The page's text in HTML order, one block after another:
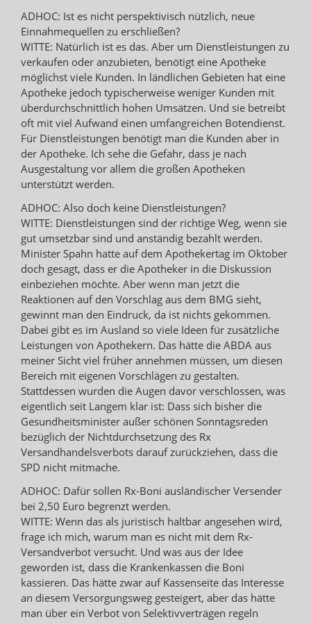
ADHOC: Ist es nicht perspektivisch nützlich, neue
Einnahmequellen zu erschließen?
WITTE: Natürlich ist es das. Aber um Dienstleistungen zu
verkaufen oder anzubieten, benötigt eine Apotheke
möglichst viele Kunden. In ländlichen Gebieten hat eine
Apotheke jedoch typischerweise weniger Kunden mit
überdurchschnittlich hohen Umsätzen. Und sie betreibt
oft mit viel Aufwand einen umfangreichen Botendienst.
Für Dienstleistungen benötigt man die Kunden aber in
der Apotheke. Ich sehe die Gefahr, dass je nach
Ausgestaltung vor allem die großen Apotheken
unterstützt werden.
ADHOC: Also doch keine Dienstleistungen?
WITTE: Dienstleistungen sind der richtige Weg, wenn sie
gut umsetzbar sind und anständig bezahlt werden.
Minister Spahn hatte auf dem Apothekertag im Oktober
doch gesagt, dass er die Apotheker in die Diskussion
einbeziehen möchte. Aber wenn man jetzt die
Reaktionen auf den Vorschlag aus dem BMG sieht,
gewinnt man den Eindruck, da ist nichts gekommen.
Dabei gibt es im Ausland so viele Ideen für zusätzliche
Leistungen von Apothekern. Das hätte die ABDA aus
meiner Sicht viel früher annehmen müssen, um diesen
Bereich mit eigenen Vorschlägen zu gestalten.
Stattdessen wurden die Augen davor verschlossen, was
eigentlich seit Langem klar ist: Dass sich bisher die
Gesundheitsminister außer schönen Sonntagsreden
bezüglich der Nichtdurchsetzung des Rx
Versandhandelsverbots darauf zurückziehen, dass die
SPD nicht mitmache.
ADHOC: Dafür sollen Rx-Boni ausländischer Versender
bei 2,50 Euro begrenzt werden.
WITTE: Wenn das als juristisch haltbar angesehen wird,
frage ich mich, warum man es nicht mit dem Rx-
Versandverbot versucht. Und was aus der Idee
geworden ist, dass die Krankenkassen die Boni
kassieren. Das hätte zwar auf Kassenseite das Interesse
an diesem Versorgungsweg gesteigert, aber das hätte
man über ein Verbot von Selektivverträgen regeln